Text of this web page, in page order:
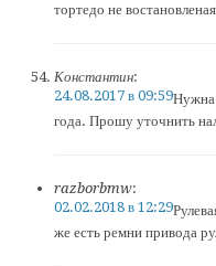
тортедо не
Константин:
24.08.2017 в 09:59Нужна
года. Прошу уточнить
razborbmw:
02.02.2018 в 12:29
же есть ремни привода